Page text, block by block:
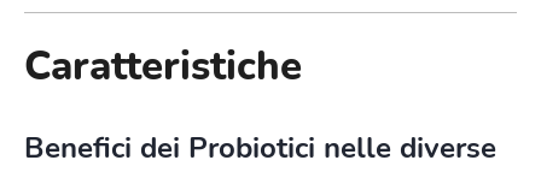
Caratteristiche
Benefici dei Probiotici nelle diverse